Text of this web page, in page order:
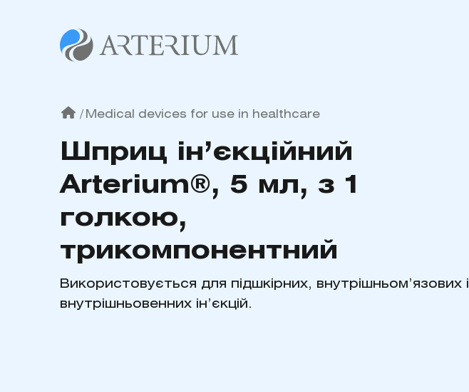
/ Medical devices for use in healthcare
Шприц ін’єкційний
Arterium®, 5 мл, з 1
голкою,
трикомпонентний
Використовується для підшкірних, внутрішньом’язових і
внутрішньовенних ін’єкцій.